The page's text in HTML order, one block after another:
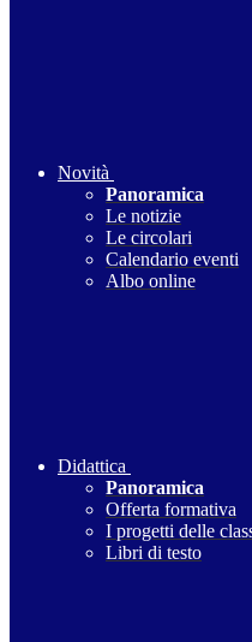
Novità
Panoramica
Le notizie
Le circolari
Calendario eventi
Albo online
Didattica
Panoramica
Offerta formativa
I progetti delle
Libri di testo